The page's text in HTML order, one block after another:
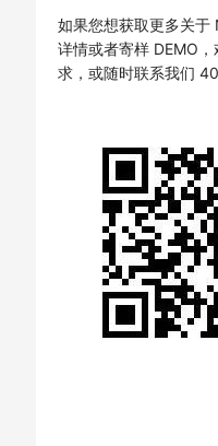
如果您想获取更多关于
详情或者寄样 DEMO
求，或随时联系我们